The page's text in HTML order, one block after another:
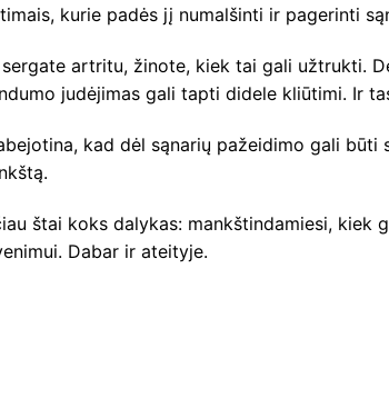
kurie padės jį numalšinti ir pagerinti
artritu, žinote, kiek tai gali užtrukti.
judėjimas gali tapti didele kliūtimi. Ir
kad dėl sąnarių pažeidimo gali
štai koks dalykas: mankštindamiesi,
Dabar ir ateityje.